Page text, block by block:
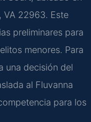
VA 22963. Este
preliminares para
menores. Para
una decisión del
al Fluvanna
para los